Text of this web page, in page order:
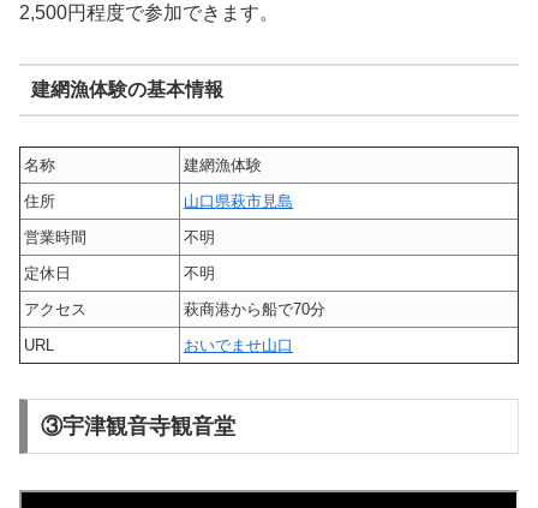
2,500円程度で参加できます。
建網漁体験の基本情報
名称
建網漁体験
住所
山口県萩市見島
営業時間
不明
定休日
不明
アクセス
萩商港から船で70分
URL
おいでませ山口
③宇津観音寺観音堂